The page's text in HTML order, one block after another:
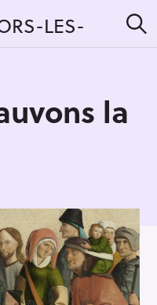
LES-
e
la